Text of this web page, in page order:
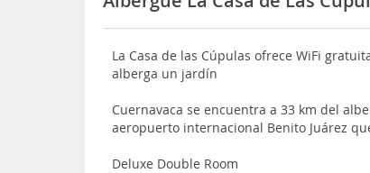
La Casa de las Cúpulas ofrece WiFi
alberga un jardín
Cuernavaca se encuentra a 33 km del
aeropuerto internacional Benito Juárez
Deluxe Double Room